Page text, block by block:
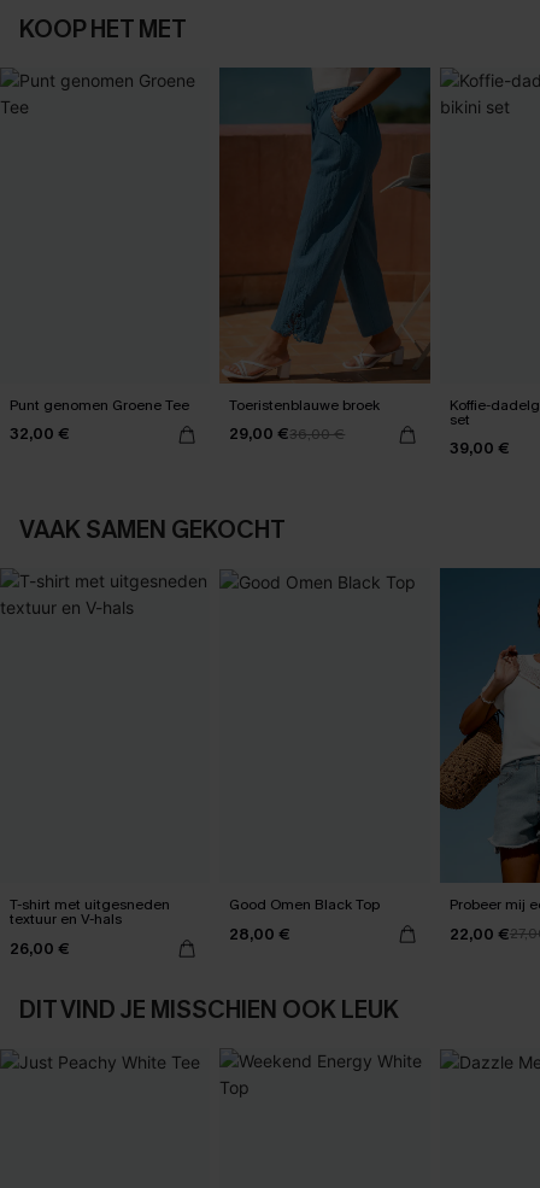
KOOP HET MET
Punt genomen Groene Tee
32,00 €
Toeristenblauwe broek
29,00 €36,00 €
Koffie-
set
39,00 €
VAAK SAMEN GEKOCHT
T-shirt met uitgesneden
textuur en V-hals
26,00 €
Good Omen Black Top
28,00 € 22,00 €
DIT VIND JE MISSCHIEN OOK LEUK